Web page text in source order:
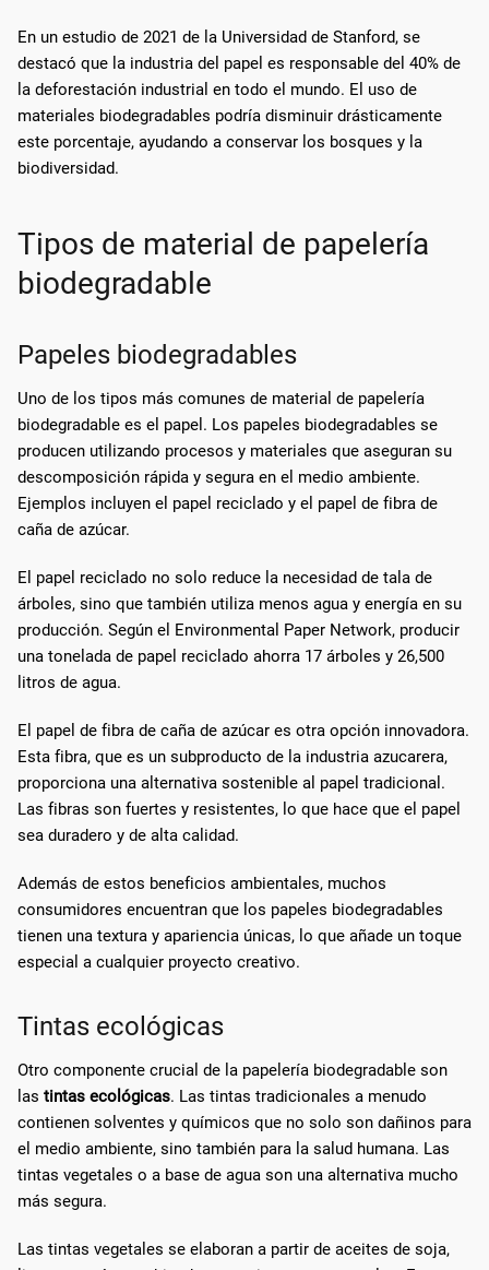
En un estudio de 2021 de la Universidad de Stanford, se
destacó que la industria del papel es responsable del 40% de
la deforestación industrial en todo el mundo. El uso de
materiales biodegradables podría disminuir drásticamente
este porcentaje, ayudando a conservar los bosques y la
biodiversidad.
Tipos de material de papelería
biodegradable
Papeles biodegradables
Uno de los tipos más comunes de material de papelería
biodegradable es el papel. Los papeles biodegradables se
producen utilizando procesos y materiales que aseguran su
descomposición rápida y segura en el medio ambiente.
Ejemplos incluyen el papel reciclado y el papel de fibra de
caña de azúcar.
El papel reciclado no solo reduce la necesidad de tala de
árboles, sino que también utiliza menos agua y energía en su
producción. Según el Environmental Paper Network, producir
una tonelada de papel reciclado ahorra 17 árboles y 26,500
litros de agua.
El papel de fibra de caña de azúcar es otra opción innovadora.
Esta fibra, que es un subproducto de la industria azucarera,
proporciona una alternativa sostenible al papel tradicional.
Las fibras son fuertes y resistentes, lo que hace que el papel
sea duradero y de alta calidad.
Además de estos beneficios ambientales, muchos
consumidores encuentran que los papeles biodegradables
tienen una textura y apariencia únicas, lo que añade un toque
especial a cualquier proyecto creativo.
Tintas ecológicas
Otro componente crucial de la papelería biodegradable son
las tintas ecológicas. Las tintas tradicionales a menudo
contienen solventes y químicos que no solo son dañinos para
el medio ambiente, sino también para la salud humana. Las
tintas vegetales o a base de agua son una alternativa mucho
más segura.
Las tintas vegetales se elaboran a partir de aceites de soja,